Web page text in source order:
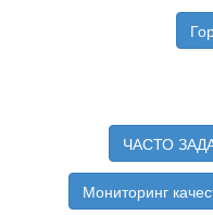
ЧАСТО
Мониторинг